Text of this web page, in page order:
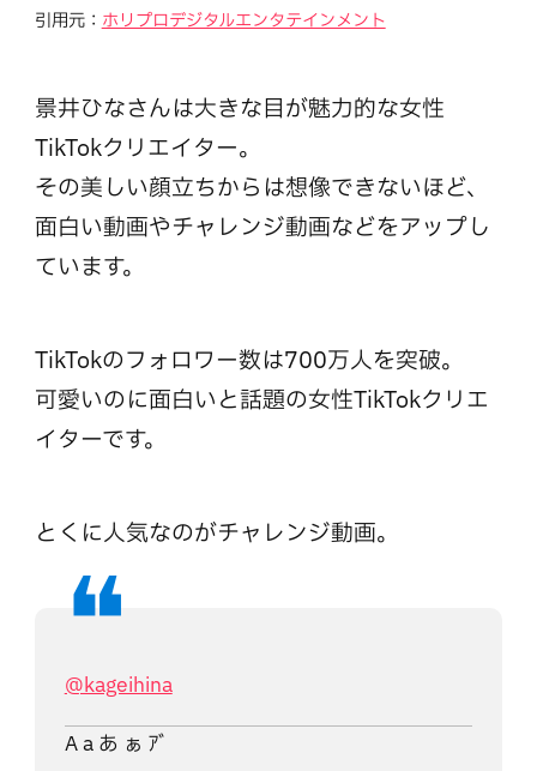
引用元：ホリプロデジタルエンタテインメント
景井ひなさんは大きな目が魅力的な女性
TikTokクリエイター。
その美しい顔立ちからは想像できないほど、
面白い動画やチャレンジ動画などをアップし
ています。
TikTokのフォロワー数は700万人を突破。
可愛いのに面白いと話題の女性TikTokクリエ
イターです。
とくに人気なのがチャレンジ動画。
@kageihina
A a あ ぁ ｱﾞ